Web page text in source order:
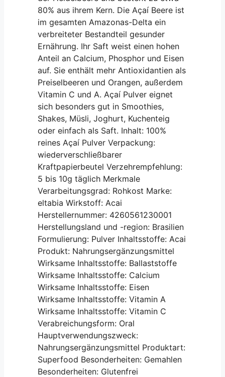
80% aus ihrem Kern. Die Açaí Beere ist
im gesamten Amazonas-Delta ein
verbreiteter Bestandteil gesunder
Ernährung. Ihr Saft weist einen hohen
Anteil an Calcium, Phosphor und Eisen
auf. Sie enthält mehr Antioxidantien als
Preiselbeeren und Orangen, außerdem
Vitamin C und A. Açaí Pulver eignet
sich besonders gut in Smoothies,
Shakes, Müsli, Joghurt, Kuchenteig
oder einfach als Saft. Inhalt: 100%
reines Açaí Pulver Verpackung:
wiederverschließbarer
Kraftpapierbeutel Verzehrempfehlung:
5 bis 10g täglich Merkmale
Verarbeitungsgrad: Rohkost Marke:
eltabia Wirkstoff: Acai
Herstellernummer: 4260561230001
Herstellungsland und -region: Brasilien
Formulierung: Pulver Inhaltsstoffe: Acai
Produkt: Nahrungsergänzungsmittel
Wirksame Inhaltsstoffe: Ballaststoffe
Wirksame Inhaltsstoffe: Calcium
Wirksame Inhaltsstoffe: Eisen
Wirksame Inhaltsstoffe: Vitamin A
Wirksame Inhaltsstoffe: Vitamin C
Verabreichungsform: Oral
Hauptverwendungszweck:
Nahrungsergänzungsmittel Produktart:
Superfood Besonderheiten: Gemahlen
Besonderheiten: Glutenfrei